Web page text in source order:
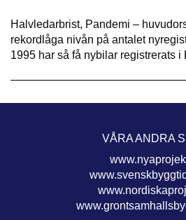
Halvledarbrist, Pandemi –
rekordlåga nivån på antalet
1995 har så få nybilar registrerats
VÅRA ANDRA